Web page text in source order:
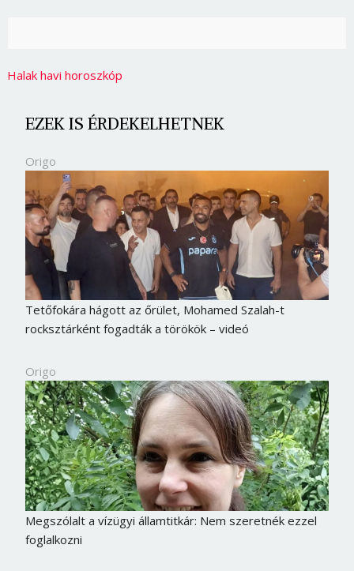
Halak havi horoszkóp
EZEK IS ÉRDEKELHETNEK
Origo
Tetőfokára hágott az őrület, Mohamed Szalah-t
rocksztárként fogadták a törökök – videó
Origo
Megszólalt a vízügyi államtitkár: Nem szeretnék ezzel
foglalkozni